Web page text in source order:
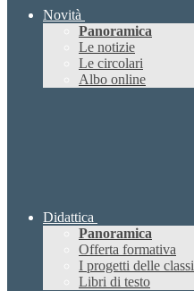
Novità
Panoramica
Le notizie
Le circolari
Albo online
Didattica
Panoramica
Offerta formativa
I progetti delle classi
Libri di testo